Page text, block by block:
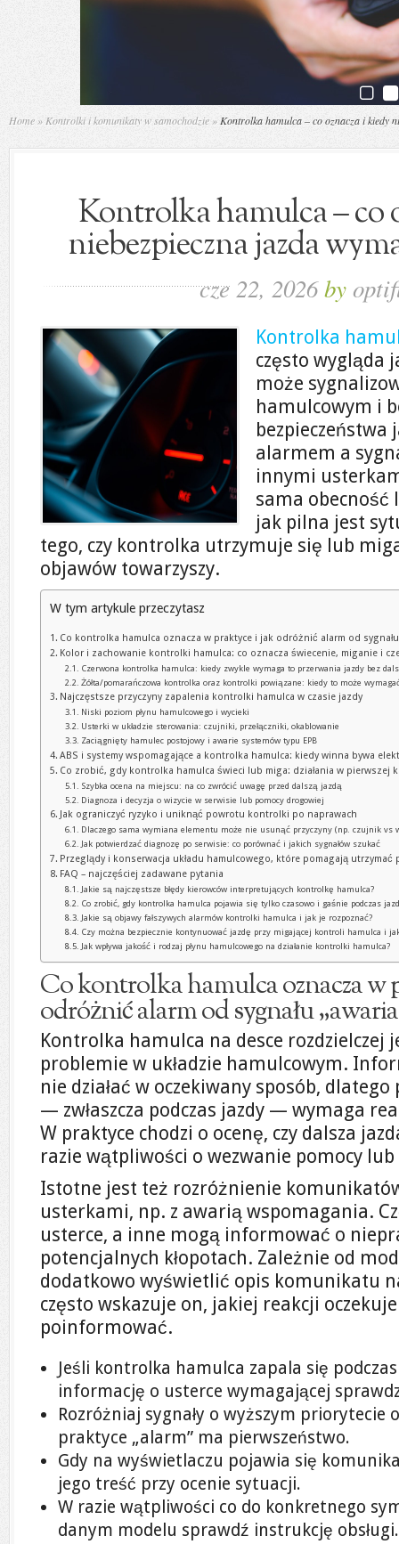
Home » Kontrolki i komunikaty w samochodzie » Kontrolka hamulca – co oznacza i kiedy
Kontrolka hamulca – co
niebezpieczna jazda
cze 22, 2026by
Kontrolka
często wygląda
może
hamulcowym i
bezpieczeństwa
alarmem a
innymi
sama obecność
jak pilna jest
tego, czy kontrolka utrzymuje się lub
objawów towarzyszy.
W tym artykule przeczytasz
Co kontrolka hamulca oznacza w praktyce i jak odróżnić alarm od
Kolor i zachowanie kontrolki hamulca: co oznacza świecenie, miganie i
Czerwona kontrolka hamulca: kiedy zwykle wymaga to przerwania jazdy bez
Żółta/pomarańczowa kontrolka oraz kontrolki powiązane: kiedy to może
Najczęstsze przyczyny zapalenia kontrolki hamulca w czasie jazdy
Niski poziom płynu hamulcowego i wycieki
Usterki w układzie sterowania: czujniki, przełączniki, okablowanie
Zaciągnięty hamulec postojowy i awarie systemów typu EPB
ABS i systemy wspomagające a kontrolka hamulca: kiedy winna bywa
Co zrobić, gdy kontrolka hamulca świeci lub miga: działania w pierwszej
Szybka ocena na miejscu: na co zwrócić uwagę przed dalszą jazdą
Diagnoza i decyzja o wizycie w serwisie lub pomocy drogowiej
Jak ograniczyć ryzyko i uniknąć powrotu kontrolki po naprawach
Dlaczego sama wymiana elementu może nie usunąć przyczyny (np. czujnik vs
Jak potwierdzać diagnozę po serwisie: co porównać i jakich sygnałów szukać
Przeglądy i konserwacja układu hamulcowego, które pomagają utrzymać
FAQ – najczęściej zadawane pytania
Jakie są najczęstsze błędy kierowców interpretujących kontrolkę hamulca?
Co zrobić, gdy kontrolka hamulca pojawia się tylko czasowo i gaśnie podczas
Jakie są objawy fałszywych alarmów kontrolki hamulca i jak je rozpoznać?
Czy można bezpiecznie kontynuować jazdę przy migającej kontroli hamulca i
Jak wpływa jakość i rodzaj płynu hamulcowego na działanie kontrolki hamulca?
Co kontrolka hamulca oznacza w
odróżnić alarm od sygnału
Kontrolka hamulca na desce rozdzielczej
problemie w układzie hamulcowym.
nie działać w oczekiwany sposób,
— zwłaszcza podczas jazdy — wymaga
W praktyce chodzi o ocenę, czy dalsza
razie wątpliwości o wezwanie pomocy
Istotne jest też rozróżnienie
usterkami, np. z awarią wspomagania.
usterce, a inne mogą informować o
potencjalnych kłopotach. Zależnie od
dodatkowo wyświetlić opis komunikatu
często wskazuje on, jakiej reakcji
poinformować.
Jeśli kontrolka hamulca zapala się
informację o usterce wymagającej
Rozróżniaj sygnały o wyższym
praktyce „alarm” ma pierwszeństwo.
Gdy na wyświetlaczu pojawia się
jego treść przy ocenie sytuacji.
W razie wątpliwości co do konkretnego
danym modelu sprawdź instrukcję obsługi.